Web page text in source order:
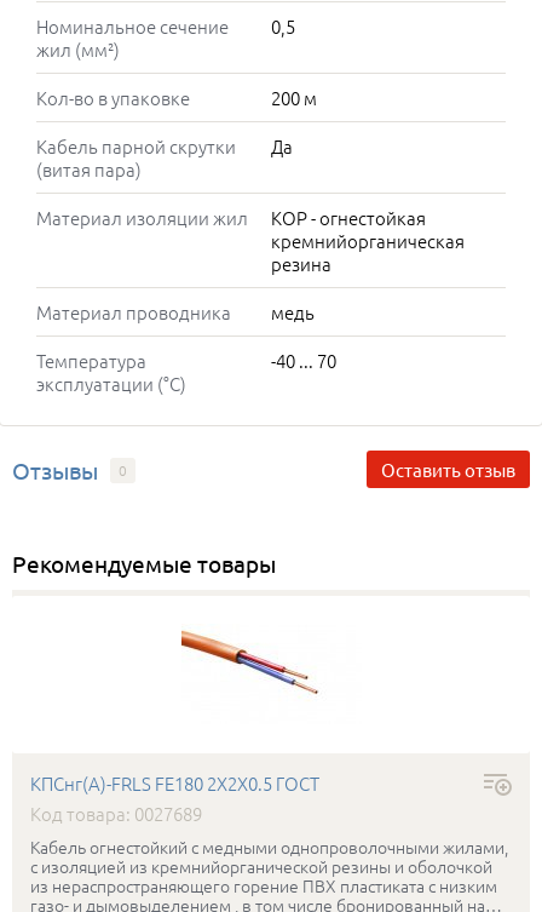
Номинальное сечение
жил (мм²)
0,5
Кол-во в упаковке
200 м
Кабель парной скрутки
(витая пара)
Да
Материал изоляции жил
КОР - огнестойкая
кремнийорганическая
резина
Материал проводника
медь
Температура
эксплуатации (°C)
-40 ... 70
Отзывы 0 Оставить отзыв
Рекомендуемые товары
КПСнг(А)-FRLS FE180 2Х2Х0.5 ГОСТ
Код товара: 0027689
Кабель огнестойкий с медными однопроволочными жилами,
с изоляцией из кремнийорганической резины и оболочкой
из нераспространяющего горение ПВХ пластиката с низким
газо- и дымовыделением , в том числе бронированный на